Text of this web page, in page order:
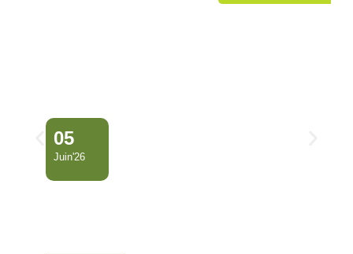
05
Juin'26